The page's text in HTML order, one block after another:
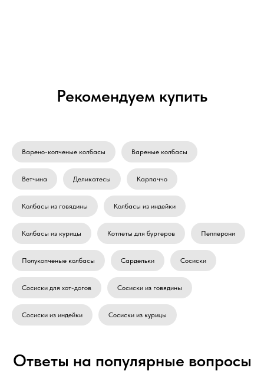
Рекомендуем купить
Варено-копченые колбасы Вареные колбасы
Ветчина Деликатесы Карпаччо
Колбасы из говядины Колбасы из индейки
Колбасы из курицы Котлеты для бургеров Пепперони
Полукопченые колбасы Сардельки Сосиски
Сосиски для хот-догов Сосиски из говядины
Сосиски из индейки Сосиски из курицы
Ответы на популярные вопросы